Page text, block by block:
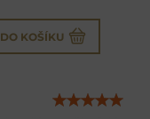
DO KOŠÍKU